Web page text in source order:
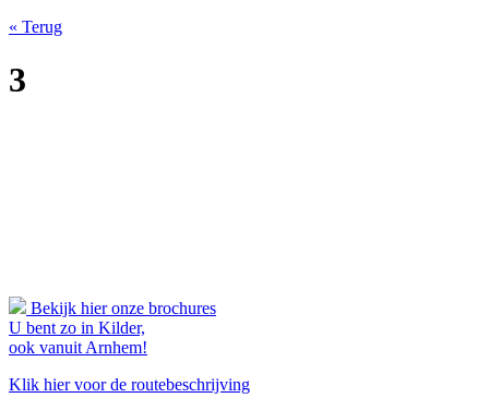
« Terug
3
Bekijk hier onze brochures
U bent zo in Kilder,
ook vanuit Arnhem!
Klik hier voor de routebeschrijving